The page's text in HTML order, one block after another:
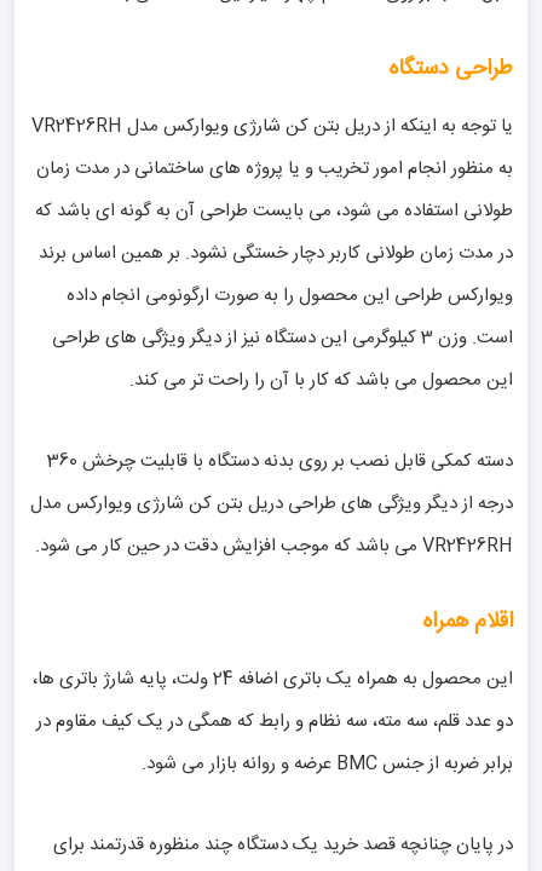
طراحی دستگاه
یا توجه به اینکه از دریل بتن کن شارژی ویوارکس مدل VR2426RH
به منظور انجام امور تخریب و یا پروژه های ساختمانی در مدت زمان
طولانی استفاده می شود، می بایست طراحی آن به گونه ای باشد که
در مدت زمان طولانی کاربر دچار خستگی نشود. بر همین اساس برند
ویوارکس طراحی این محصول را به صورت ارگونومی انجام داده
است. وزن 3 کیلوگرمی این دستگاه نیز از دیگر ویژگی های طراحی
این محصول می باشد که کار با آن را راحت تر می کند.
دسته کمکی قابل نصب بر روی بدنه دستگاه با قابلیت چرخش 360
درجه از دیگر ویژگی های طراحی دریل بتن کن شارژی ویوارکس مدل
VR2426RH می باشد که موجب افزایش دقت در حین کار می شود.
اقلام همراه
این محصول به همراه یک باتری اضافه 24 ولت، پایه شارژ باتری ها،
دو عدد قلم، سه مته، سه نظام و رابط که همگی در یک کیف مقاوم در
برابر ضربه از جنس BMC عرضه و روانه بازار می شود.
در پایان چنانچه قصد خرید یک دستگاه چند منظوره قدرتمند برای